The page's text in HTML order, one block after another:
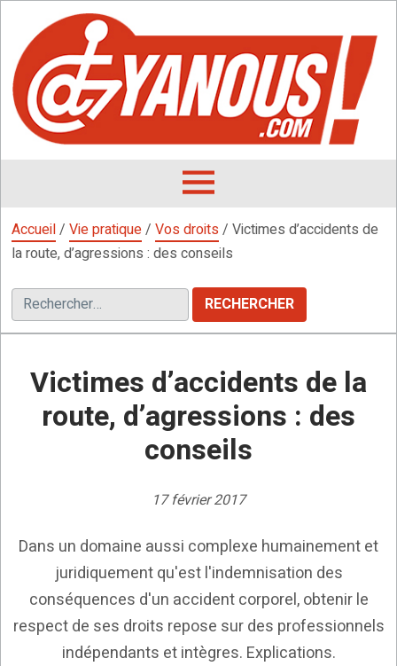
contenu
OUVRIR
MENU
Accueil/ Vie pratique/ Vos droits/ Victimes d’accidents de
la route, d’agressions : des conseils
Rechercher :
Victimes d’accidents de la
route, d’agressions : des
conseils
17 février 2017
Dans un domaine aussi complexe humainement et
juridiquement qu'est l'indemnisation des
conséquences d'un accident corporel, obtenir le
respect de ses droits repose sur des professionnels
indépendants et intègres. Explications.